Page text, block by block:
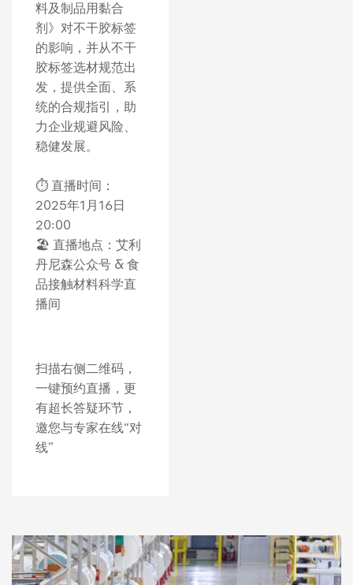
料及制品用黏合
剂》对不干胶标签
的影响，并从不干
胶标签选材规范出
发，提供全面、系
统的合规指引，助
力企业规避风险、
稳健发展。
⏱ 直播时间：
2025年1月16日
20:00
🏖 直播地点：艾利
丹尼森公众号 & 食
品接触材料科学直
播间
扫描右侧二维码，
一键预约直播，更
有超长答疑环节，
邀您与专家在线“对
线”